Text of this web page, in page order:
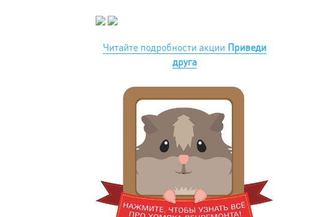
Читайте подробности акции Приведи
друга